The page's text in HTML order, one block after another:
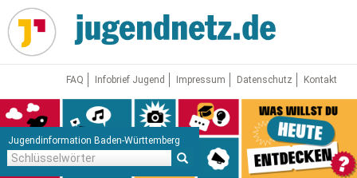
Direkt
zum
Inhalt
FAQ Infobrief Jugend Impressum Datenschutz Kontakt
Jugendinformation Baden-Württemberg